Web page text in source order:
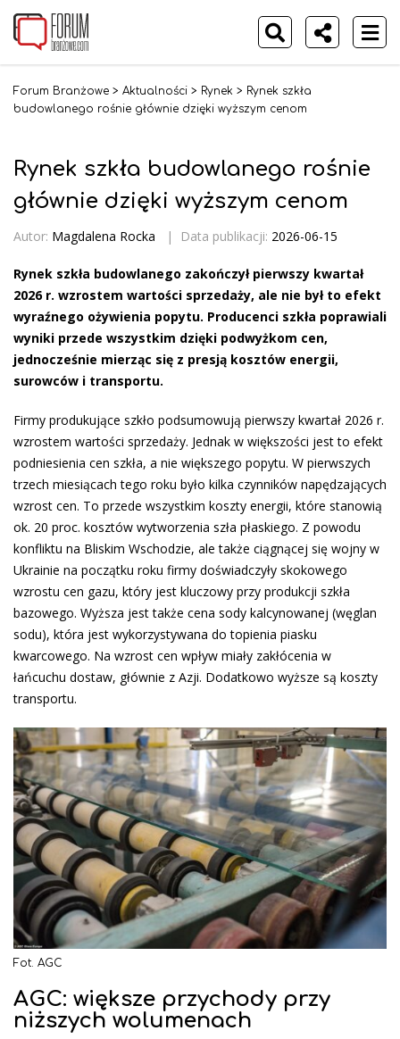
Forum Branżowe > Aktualności > Rynek > Rynek szkła
budowlanego rośnie głównie dzięki wyższym cenom
Rynek szkła budowlanego rośnie
głównie dzięki wyższym cenom
Autor: Magdalena Rocka | Data publikacji: 2026-06-15
Rynek szkła budowlanego zakończył pierwszy kwartał
2026 r. wzrostem wartości sprzedaży, ale nie był to efekt
wyraźnego ożywienia popytu. Producenci szkła poprawiali
wyniki przede wszystkim dzięki podwyżkom cen,
jednocześnie mierząc się z presją kosztów energii,
surowców i transportu.
Firmy produkujące szkło podsumowują pierwszy kwartał 2026 r.
wzrostem wartości sprzedaży. Jednak w większości jest to efekt
podniesienia cen szkła, a nie większego popytu. W pierwszych
trzech miesiącach tego roku było kilka czynników napędzających
wzrost cen. To przede wszystkim koszty energii, które stanowią
ok. 20 proc. kosztów wytworzenia szła płaskiego. Z powodu
konfliktu na Bliskim Wschodzie, ale także ciągnącej się wojny w
Ukrainie na początku roku firmy doświadczyły skokowego
wzrostu cen gazu, który jest kluczowy przy produkcji szkła
bazowego. Wyższa jest także cena sody kalcynowanej (węglan
sodu), która jest wykorzystywana do topienia piasku
kwarcowego. Na wzrost cen wpływ miały zakłócenia w
łańcuchu dostaw, głównie z Azji. Dodatkowo wyższe są koszty
transportu.
Fot. AGC
AGC: większe przychody przy
niższych wolumenach